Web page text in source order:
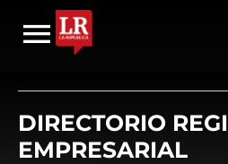
DIRECTORIO
EMPRESARIAL